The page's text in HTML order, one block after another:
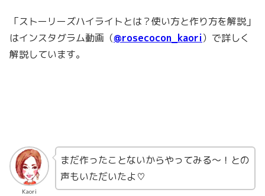
「ストーリーズハイライトとは？使い方と作り方を解説」
はインスタグラム動画（@rosecocon_kaori）で詳しく
解説しています。
Kaori
まだ作ったことないからやってみる〜！との
声もいただいたよ♡